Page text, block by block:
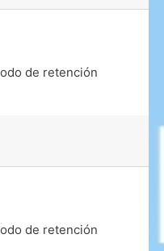
de retención
de retención